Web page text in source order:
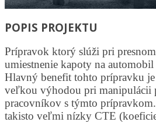
POPIS PROJEKTU
Prípravok ktorý slúži pri
umiestnenie kapoty na automobil
Hlavný benefit tohto prípravku
veľkou výhodou pri manipulácii
pracovníkov s týmto
takisto veľmi nízky CTE